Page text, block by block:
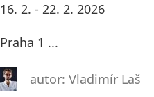
16. 2. - 22. 2. 2026
Praha 1 ...
autor: Vladimír Laš